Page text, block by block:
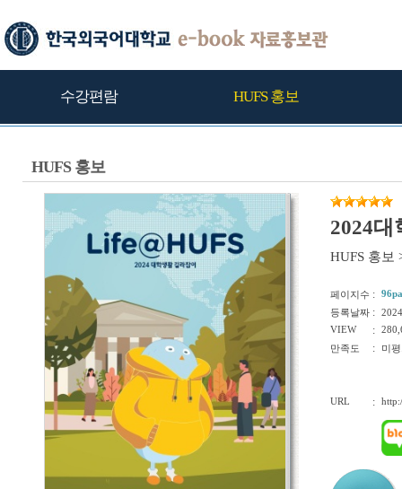
수강편람 HUFS 홍보
HUFS 홍보
2024대
HUFS 홍보
페이지수 :
등록날짜 :
VIEW
:
만족도
: 미
URL :